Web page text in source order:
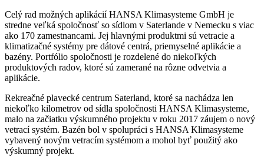
Celý rad možných aplikácií HANSA Klimasysteme GmbH je
stredne veľká spoločnosť so sídlom v Saterlande v Nemecku s viac
ako 170 zamestnancami. Jej hlavnými produktmi sú vetracie a
klimatizačné systémy pre dátové centrá, priemyselné aplikácie a
bazény. Portfólio spoločnosti je rozdelené do niekoľkých
produktových radov, ktoré sú zamerané na rôzne odvetvia a
aplikácie.
Rekreačné plavecké centrum Saterland, ktoré sa nachádza len
niekoľko kilometrov od sídla spoločnosti HANSA Klimasysteme,
malo na začiatku výskumného projektu v roku 2017 záujem o nový
vetrací systém. Bazén bol v spolupráci s HANSA Klimasysteme
vybavený novým vetracím systémom a mohol byť použitý ako
výskumný projekt.